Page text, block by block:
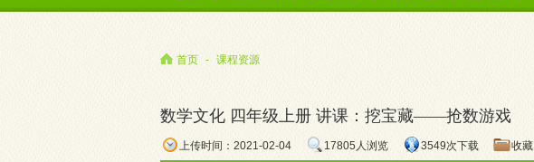
首页 - 课程资源
数学文化 四年级上册 讲课：挖宝藏——抢数游戏
上传时间：2021-02-04 17805人浏览 3549次下载 收藏